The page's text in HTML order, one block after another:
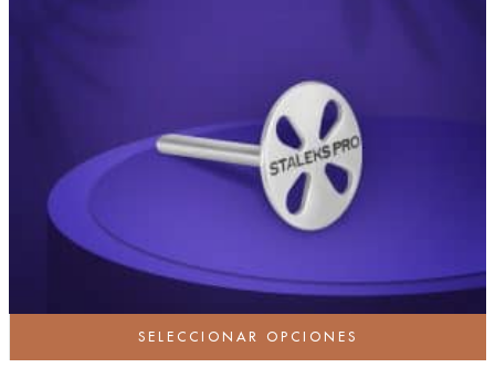
SELECCIONAR OPCIONES